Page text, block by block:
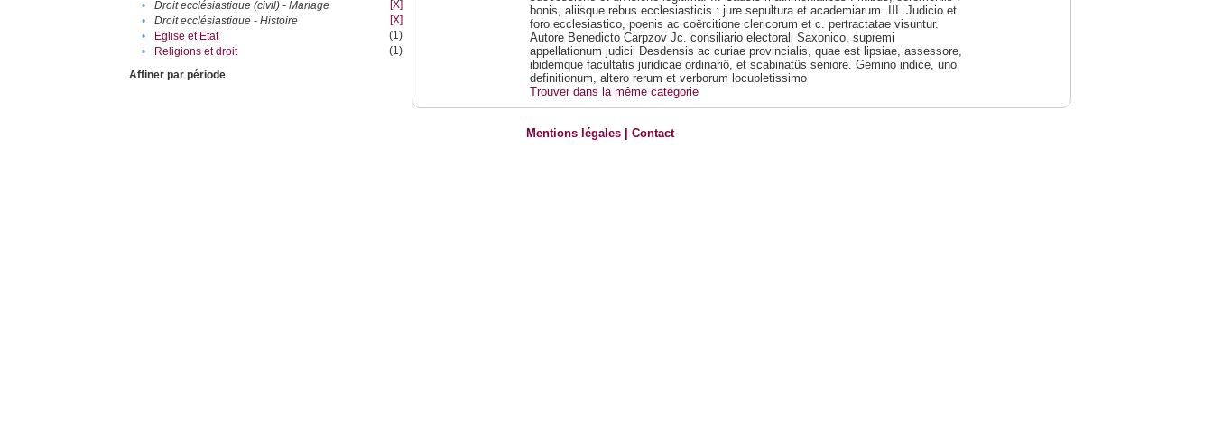
•
Droit ecclésiastique (civil) - Mariage
[X]
•
Droit ecclésiastique - Histoire
[X]
•
Eglise et Etat
(1)
•
Religions et droit
(1)
Affiner par période
bonis, aliisque rebus ecclesiasticis : jure sepultura et academiarum. III. Judicio et
foro ecclesiastico, poenis ac coërcitione clericorum et c. pertractatae visuntur.
Autore Benedicto Carpzov Jc. consiliario electorali Saxonico, supremi
appellationum judicii Desdensis ac curiae provincialis, quae est lipsiae, assessore,
ibidemque facultatis juridicae ordinariô, et scabinatûs seniore. Gemino indice, uno
definitionum, altero rerum et verborum locupletissimo
Trouver dans la même catégorie
Mentions légales |Contact